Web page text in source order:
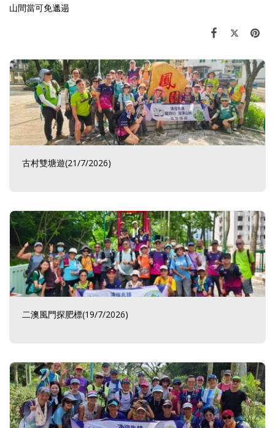
山間當可免邋遢
古村雙塘遊(21/7/2026)
二澳風門探肥標(19/7/2026)